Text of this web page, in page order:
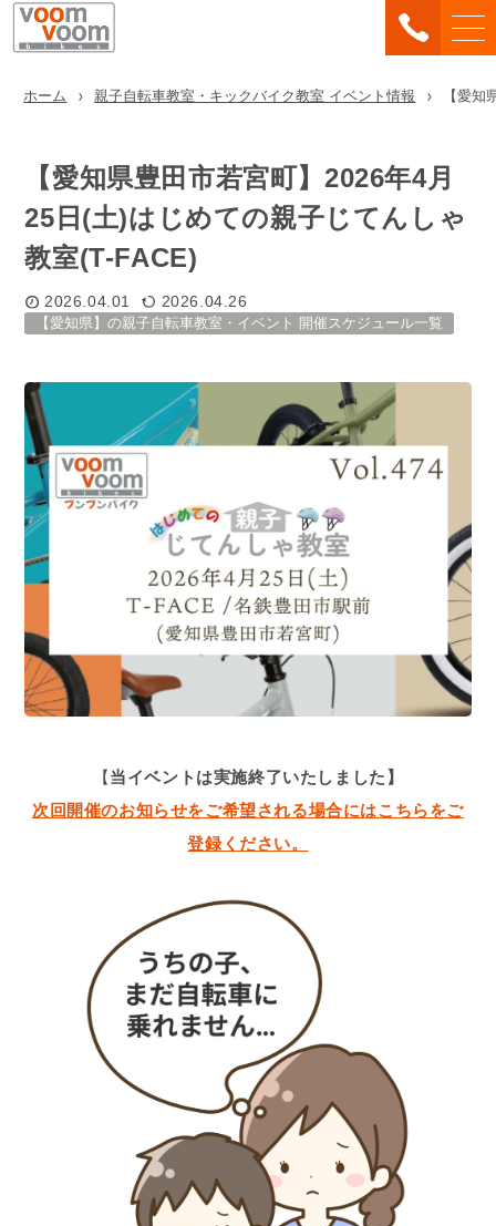
ホーム 親子自転車教室・キックバイク教室 イベント情報 【愛
【愛知県豊田市若宮町】2026年4月
25日(土)はじめての親子じてんしゃ
教室(T-FACE)
2026.04.01 2026.04.26
【愛知県】の親子自転車教室・イベント 開催スケジュール一覧
【当イベントは実施終了いたしました】
次回開催のお知らせをご希望される場合にはこちらをご
登録ください。